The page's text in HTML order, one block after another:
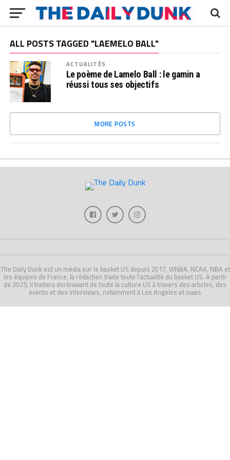
ALL POSTS TAGGED "LAEMELO BALL"
ACTUALITÉS
Le poème de Lamelo Ball : le gamin a
réussi tous ses objectifs
MORE POSTS
The Daily Dunk est un média sur le basket US depuis 2017, WNBA, NCAA, NBA et
les équipes de France, la rédaction traite toute l'actualité du basket US. A partir
de 2025, il traitera dorénavant de toute la culture US à travers des articles, des
events et des interviews, notamment à Los Angeles et ouais